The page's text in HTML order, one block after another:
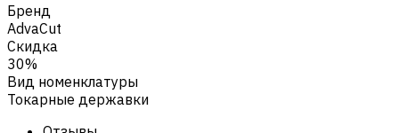
Бренд
AdvaCut
Скидка
30%
Вид номенклатуры
Токарные державки